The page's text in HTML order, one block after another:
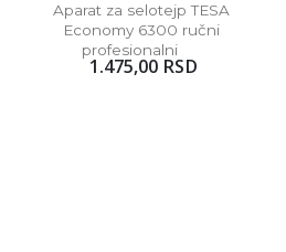
Aparat za selotejp TESA
Economy 6300 ručni
profesionalni
1.475,00 RSD